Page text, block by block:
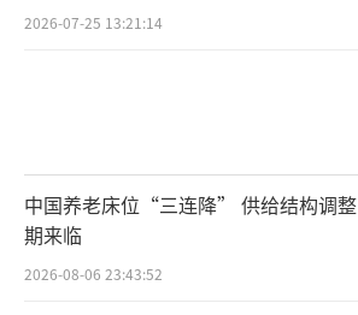
2026-07-25 13:21:14
中国养老床位“三连降” 供给结构调整
期来临
2026-08-06 23:43:52